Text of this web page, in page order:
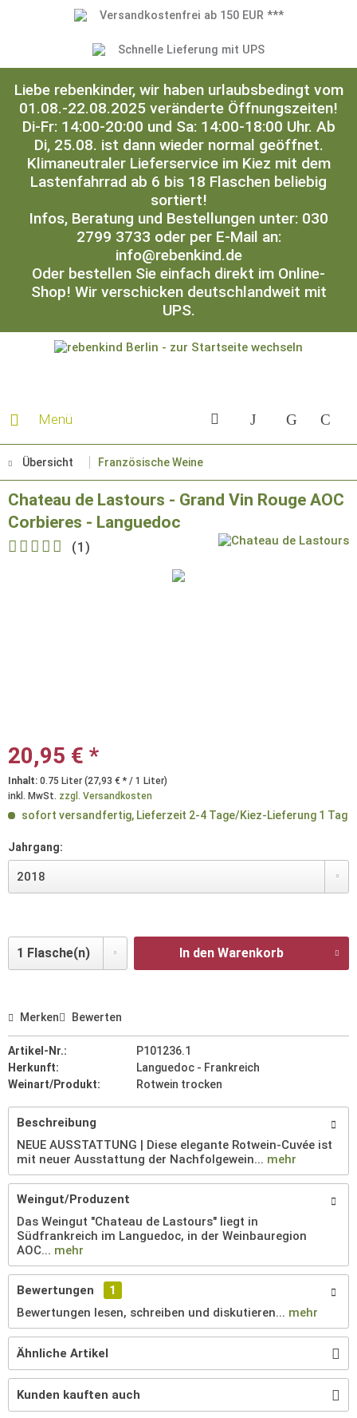
Versandkostenfrei ab 150 EUR ***
Schnelle Lieferung mit UPS
Liebe rebenkinder, wir haben urlaubsbedingt vom
01.08.-22.08.2025 veränderte Öffnungszeiten!
Di-Fr: 14:00-20:00 und Sa: 14:00-18:00 Uhr. Ab
Di, 25.08. ist dann wieder normal geöffnet.
Klimaneutraler Lieferservice im Kiez mit dem
Lastenfahrrad ab 6 bis 18 Flaschen beliebig
sortiert!
Infos, Beratung und Bestellungen unter: 030
2799 3733 oder per E-Mail an:
info@rebenkind.de
Oder bestellen Sie einfach direkt im Online-
Shop! Wir verschicken deutschlandweit mit
UPS.
Menü
Übersicht Französische Weine
Chateau de Lastours - Grand Vin Rouge AOC
Corbieres - Languedoc
(1 )
20,95 € *
Inhalt: 0.75 Liter (27,93 € * / 1 Liter)
inkl. MwSt. zzgl. Versandkosten
sofort versandfertig, Lieferzeit 2-4 Tage/Kiez-Lieferung 1 Tag
Jahrgang:
In den Warenkorb
Merken Bewerten
Artikel-Nr.:
P101236.1
Herkunft:
Languedoc - Frankreich
Weinart/Produkt:
Rotwein trocken
Beschreibung
NEUE AUSSTATTUNG | Diese elegante Rotwein-Cuvée ist
mit neuer Ausstattung der Nachfolgewein... mehr
Weingut/Produzent
Das Weingut "Chateau de Lastours" liegt in
Südfrankreich im Languedoc, in der Weinbauregion
AOC... mehr
Bewertungen
1
Bewertungen lesen, schreiben und diskutieren... mehr
Ähnliche Artikel
Kunden kauften auch